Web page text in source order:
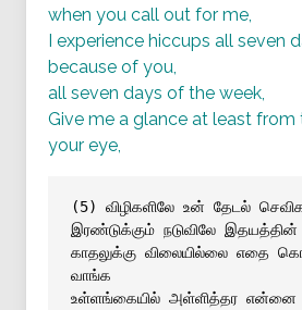
when you call out for me,
I experience hiccups all seven
because of you,
all seven days of the week,
Give me a glance at least from
your eye,
(5) விழிகளிலே உன் தேடல்
இரண்டுக்கும் நடுவிலே
காதலுக்கு விலையில்லை எதை
வாங்க
உள்ளங்கையில் அள்ளித்தர என்னை